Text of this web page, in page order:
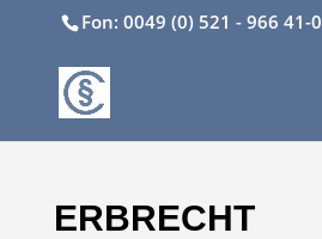
Fon: 0049 (0) 521 - 966 41-0
ERBRECHT